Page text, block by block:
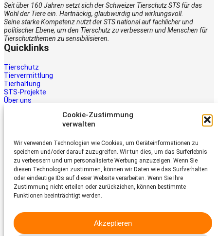
Cookie-Zustimmung
verwalten
Wir verwenden Technologien wie Cookies, um Geräteinformationen zu
speichern und/oder darauf zuzugreifen. Wir tun dies, um das Surferlebnis
zu verbessern und um personalisierte Werbung anzuzeigen. Wenn Sie
diesen Technologien zustimmen, können wir Daten wie das Surfverhalten
oder eindeutige IDs auf dieser Website verarbeiten. Wenn Sie Ihre
Zustimmung nicht erteilen oder zurückziehen, können bestimmte
Funktionen beeinträchtigt werden.
Akzeptieren
Seit über 160 Jahren setzt sich der Schweizer Tierschutz STS für das
Wohl der Tiere ein. Hartnäckig, glaubwürdig und wirkungsvoll.
Seine starke Kompetenz nutzt der STS national auf fachlicher und
politischer Ebene, um den Tierschutz zu verbessern und Menschen für
Tierschutzthemen zu sensibilisieren.
Quicklinks
Tierschutz
Tiervermittlung
Tierhaltung
STS-Projekte
Über uns
Tiere brauchen Hilfe – auch Ihre.
Unterstützen Sie die Arbeit des
Schweizer Tierschutz STS.
Jetzt spenden
Schweizer Tierschutz STS
CH-4053 Basel